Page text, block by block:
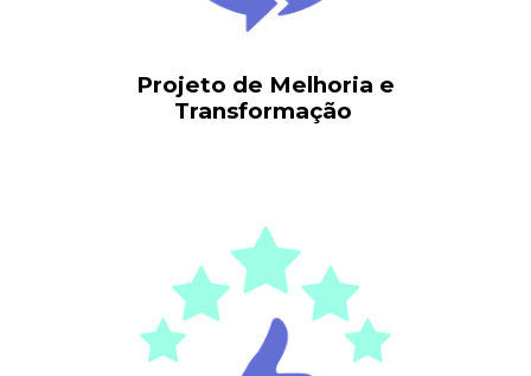
Projeto de Melhoria e
Transformação